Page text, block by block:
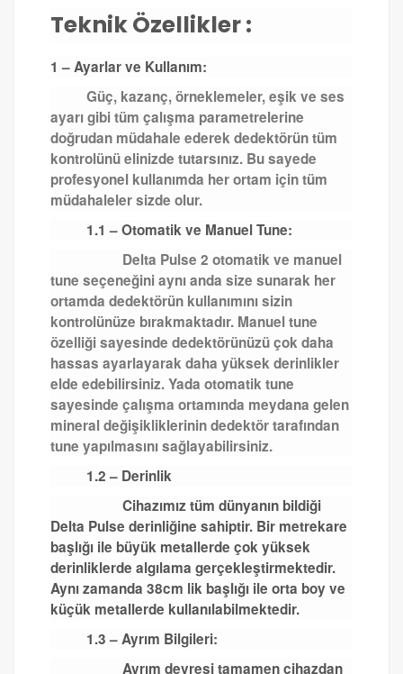
Teknik Özellikler :
1 – Ayarlar ve Kullanım:
Güç, kazanç, örneklemeler, eşik ve ses
ayarı gibi tüm çalışma parametrelerine
doğrudan müdahale ederek dedektörün tüm
kontrolünü elinizde tutarsınız. Bu sayede
profesyonel kullanımda her ortam için tüm
müdahaleler sizde olur.
1.1 – Otomatik ve Manuel Tune:
Delta Pulse 2 otomatik ve manuel
tune seçeneğini aynı anda size sunarak her
ortamda dedektörün kullanımını sizin
kontrolünüze bırakmaktadır. Manuel tune
özelliği sayesinde dedektörünüzü çok daha
hassas ayarlayarak daha yüksek derinlikler
elde edebilirsiniz. Yada otomatik tune
sayesinde çalışma ortamında meydana gelen
mineral değişikliklerinin dedektör tarafından
tune yapılmasını sağlayabilirsiniz.
1.2 – Derinlik
Cihazımız tüm dünyanın bildiği
Delta Pulse derinliğine sahiptir. Bir metrekare
başlığı ile büyük metallerde çok yüksek
derinliklerde algılama gerçekleştirmektedir.
Aynı zamanda 38cm lik başlığı ile orta boy ve
küçük metallerde kullanılabilmektedir.
1.3 – Ayrım Bilgileri:
Ayrım devresi tamamen cihazdan